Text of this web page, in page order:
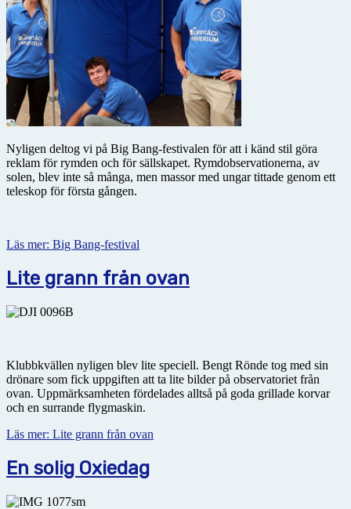
Nyligen deltog vi på Big Bang-festivalen för att i känd stil göra
reklam för rymden och för sällskapet. Rymdobservationerna, av
solen, blev inte så många, men massor med ungar tittade genom ett
teleskop för första gången.
Läs mer: Big Bang-festival
Lite grann från ovan
Klubbkvällen nyligen blev lite speciell. Bengt Rönde tog med sin
drönare som fick uppgiften att ta lite bilder på observatoriet från
ovan. Uppmärksamheten fördelades alltså på goda grillade korvar
och en surrande flygmaskin.
Läs mer: Lite grann från ovan
En solig Oxiedag